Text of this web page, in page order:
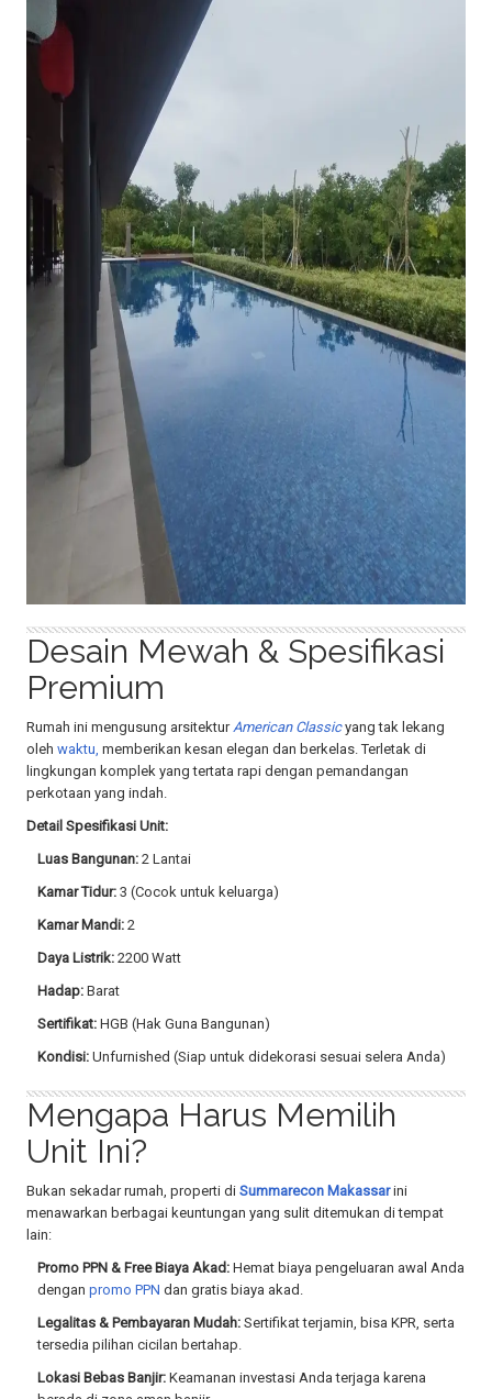
Desain Mewah & Spesifikasi
Premium
Rumah ini mengusung arsitekturAmerican Classicyang tak lekang
oleh waktu, memberikan kesan elegan dan berkelas. Terletak di
lingkungan komplek yang tertata rapi dengan pemandangan
perkotaan yang indah.
Detail Spesifikasi Unit:
Luas Bangunan: 2 Lantai
Kamar Tidur: 3 (Cocok untuk keluarga)
Kamar Mandi: 2
Daya Listrik: 2200 Watt
Hadap: Barat
Sertifikat: HGB (Hak Guna Bangunan)
Kondisi: Unfurnished (Siap untuk didekorasi sesuai selera Anda)
Mengapa Harus Memilih
Unit Ini?
Bukan sekadar rumah, properti di Summarecon Makassarini
menawarkan berbagai keuntungan yang sulit ditemukan di tempat
lain:
Promo PPN & Free Biaya Akad: Hemat biaya pengeluaran awal Anda
dengan promo PPN dan gratis biaya akad.
Legalitas & Pembayaran Mudah: Sertifikat terjamin, bisa KPR, serta
tersedia pilihan cicilan bertahap.
Lokasi Bebas Banjir: Keamanan investasi Anda terjaga karena